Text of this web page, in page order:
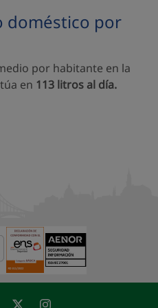
doméstico por
por habitante en la
en 113 litros al día.